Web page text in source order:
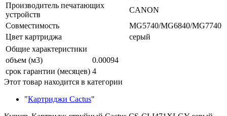
Производитель печатающих
устройств
CANON
Совместимость
MG5740/MG6840/MG7740
Цвет картриджа
серый
Общие характеристики
объем (м3)
0.00094
срок гарантии (месяцев) 4
Этот товар находится в категории
"Картриджи Cactus"